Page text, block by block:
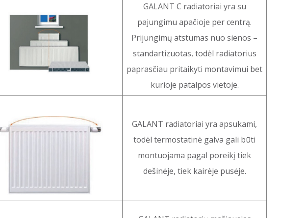
GALANT C radiatoriai yra su
pajungimu apačioje per centrą.
Prijungimų atstumas nuo sienos –
standartizuotas, todėl radiatorius
paprasčiau pritaikyti montavimui bet
kurioje patalpos vietoje.
GALANT radiatoriai yra apsukami,
todėl termostatinė galva gali būti
montuojama pagal poreikį tiek
dešinėje, tiek kairėje pusėje.